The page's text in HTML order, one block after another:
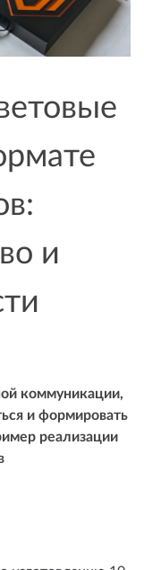
и
коммуникации,
и формировать
реализации